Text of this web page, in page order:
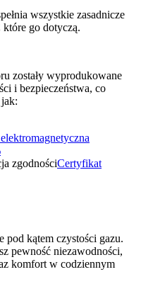
wszystkie zasadnicze
go dotyczą.
zostały wyprodukowane
i bezpieczeństwa, co
Certyfikat
pod kątem czystości gazu.
pewność niezawodności,
komfort w codziennym